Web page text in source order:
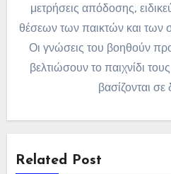
μετρήσεις απόδοσης,
θέσεων των παικτών και των
Οι γνώσεις του βοηθούν
βελτιώσουν το παιχνίδι
βασίζονται
Related Post